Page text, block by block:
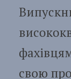
свою